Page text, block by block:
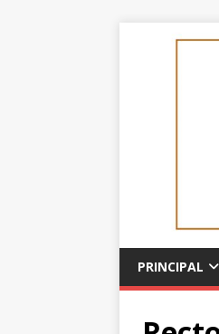
PRINCIPAL